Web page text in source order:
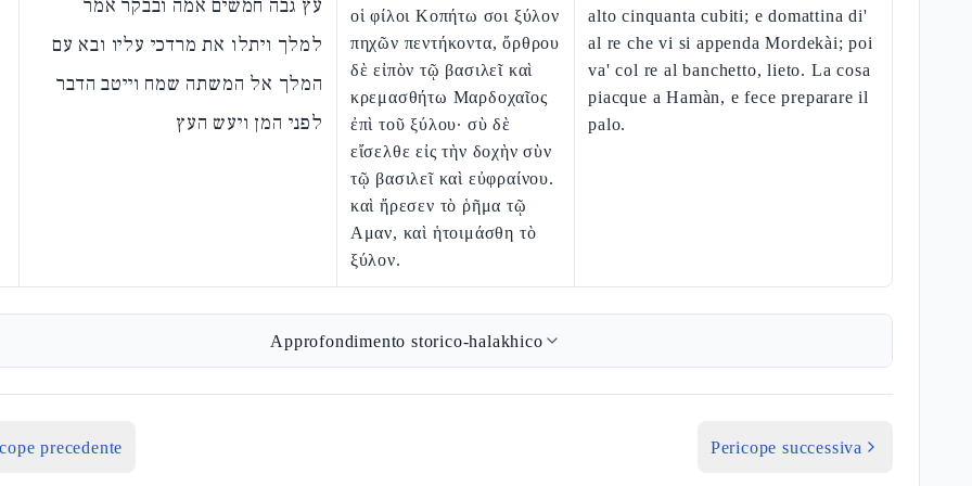
עץ גבה חמשים אמה ובבקר אמר
למלך ויתלו את מרדכי עליו ובא עם
המלך אל המשתה שמח וייטב הדבר
לפני המן ויעש העץ
οἱ φίλοι Κοπήτω σοι ξύλον
πηχῶν πεντήκοντα, ὄρθρου
δὲ εἰπὸν τῷ βασιλεῖ καὶ
κρεμασθήτω Μαρδοχαῖος
ἐπὶ τοῦ ξύλου· σὺ δὲ
εἴσελθε εἰς τὴν δοχὴν σὺν
τῷ βασιλεῖ καὶ εὐφραίνου.
καὶ ἤρεσεν τὸ ῥῆμα τῷ
Αμαν, καὶ ἡτοιμάσθη τὸ
ξύλον.
alto cinquanta cubiti; e domattina di'
al re che vi si appenda Mordekài; poi
va' col re al banchetto, lieto. La cosa
piacque a Hamàn, e fece preparare il
palo.
Approfondimento storico-halakhico
precedente Pericope successiva